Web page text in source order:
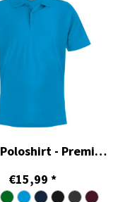
Herren Poloshirt - Premium
€15,99 *